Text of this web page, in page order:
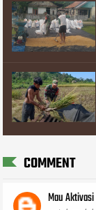
COMMENT
Mau